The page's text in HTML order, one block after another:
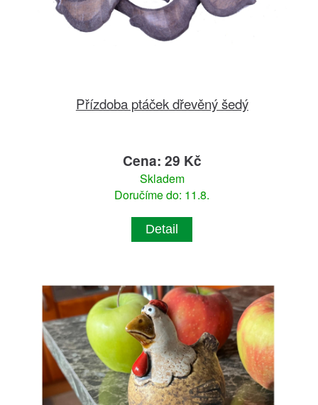
Přízdoba ptáček dřevěný šedý
Cena: 29 Kč
Skladem
Doručíme do: 11.8.
Detail